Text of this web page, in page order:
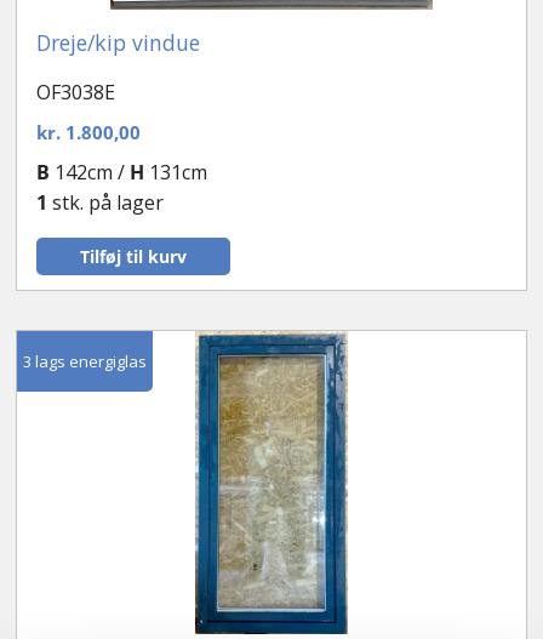
Dreje/kip vindue
OF3038E
kr.1.800,00
Tilføj til kurv
B 142cm / H 131cm
1 stk. på lager
3 lags energiglas